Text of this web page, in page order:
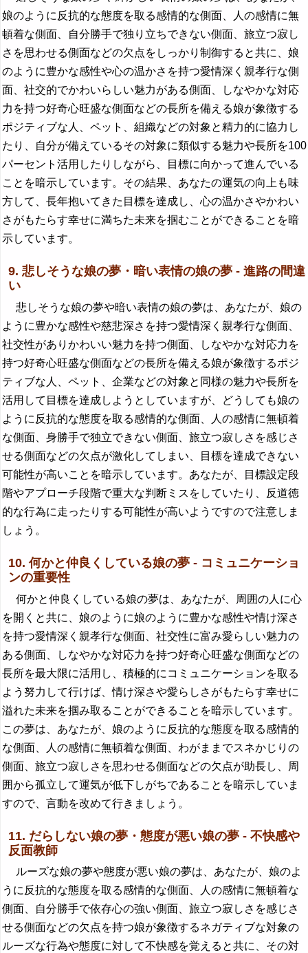
娘のように反抗的な態度を取る感情的な側面、人の感情に無
頓着な側面、自分勝手で独り立ちできない側面、旅立つ寂し
さを思わせる側面などの欠点をしっかり制御すると共に、娘
のように豊かな感性や心の温かさを持つ愛情深く親孝行な側
面、社交的でかわいらしい魅力がある側面、しなやかな対応
力を持つ好奇心旺盛な側面などの長所を備える娘が象徴する
ポジティブな人、ペット、組織などの対象と精力的に協力し
たり、自分が備えているその対象に類似する魅力や長所を100
パーセント活用したりしながら、目標に向かって進んでいる
ことを暗示しています。その結果、あなたの運気の向上も味
方して、長年抱いてきた目標を達成し、心の温かさやかわい
さがもたらす幸せに満ちた未来を掴むことができることを暗
示しています。
9. 悲しそうな娘の夢・暗い表情の娘の夢 - 進路の間違
い
悲しそうな娘の夢や暗い表情の娘の夢は、あなたが、娘の
ように豊かな感性や慈悲深さを持つ愛情深く親孝行な側面、
社交性がありかわいい魅力を持つ側面、しなやかな対応力を
持つ好奇心旺盛な側面などの長所を備える娘が象徴するポジ
ティブな人、ペット、企業などの対象と同様の魅力や長所を
活用して目標を達成しようとしていますが、どうしても娘の
ように反抗的な態度を取る感情的な側面、人の感情に無頓着
な側面、身勝手で独立できない側面、旅立つ寂しさを感じさ
せる側面などの欠点が激化してしまい、目標を達成できない
可能性が高いことを暗示しています。あなたが、目標設定段
階やアプローチ段階で重大な判断ミスをしていたり、反道徳
的な行為に走ったりする可能性が高いようですので注意しま
しょう。
10. 何かと仲良くしている娘の夢 - コミュニケーショ
ンの重要性
何かと仲良くしている娘の夢は、あなたが、周囲の人に心
を開くと共に、娘のように娘のように豊かな感性や情け深さ
を持つ愛情深く親孝行な側面、社交性に富み愛らしい魅力の
ある側面、しなやかな対応力を持つ好奇心旺盛な側面などの
長所を最大限に活用し、積極的にコミュニケーションを取る
よう努力して行けば、情け深さや愛らしさがもたらす幸せに
溢れた未来を掴み取ることができることを暗示しています。
この夢は、あなたが、娘のように反抗的な態度を取る感情的
な側面、人の感情に無頓着な側面、わがままでスネかじりの
側面、旅立つ寂しさを思わせる側面などの欠点が助長し、周
囲から孤立して運気が低下しがちであることを暗示していま
すので、言動を改めて行きましょう。
11. だらしない娘の夢・態度が悪い娘の夢 - 不快感や
反面教師
ルーズな娘の夢や態度が悪い娘の夢は、あなたが、娘のよ
うに反抗的な態度を取る感情的な側面、人の感情に無頓着な
側面、自分勝手で依存心の強い側面、旅立つ寂しさを感じさ
せる側面などの欠点を持つ娘が象徴するネガティブな対象の
ルーズな行為や態度に対して不快感を覚えると共に、その対